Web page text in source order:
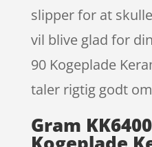
slipper for at
vil blive glad for
90 Kogeplade
taler rigtig godt
Gram